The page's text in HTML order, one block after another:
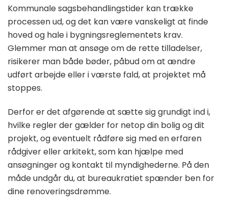
Kommunale sagsbehandlingstider kan trække
processen ud, og det kan være vanskeligt at finde
hoved og hale i bygningsreglementets krav.
Glemmer man at ansøge om de rette tilladelser,
risikerer man både bøder, påbud om at ændre
udført arbejde eller i værste fald, at projektet må
stoppes.
Derfor er det afgørende at sætte sig grundigt ind i,
hvilke regler der gælder for netop din bolig og dit
projekt, og eventuelt rådføre sig med en erfaren
rådgiver eller arkitekt, som kan hjælpe med
ansøgninger og kontakt til myndighederne. På den
måde undgår du, at bureaukratiet spænder ben for
dine renoveringsdrømme.